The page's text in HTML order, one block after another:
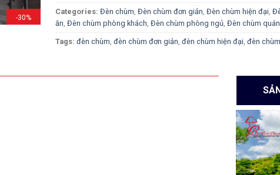
-30%
Categories: Đèn chùm, Đèn chùm đơn giản, Đèn chùm hiện đại,
ăn, Đèn chùm phòng khách, Đèn chùm phòng ngủ, Đèn chùm
Tags: đèn chùm, đèn chùm đơn giản, đèn chùm hiện đại, đèn